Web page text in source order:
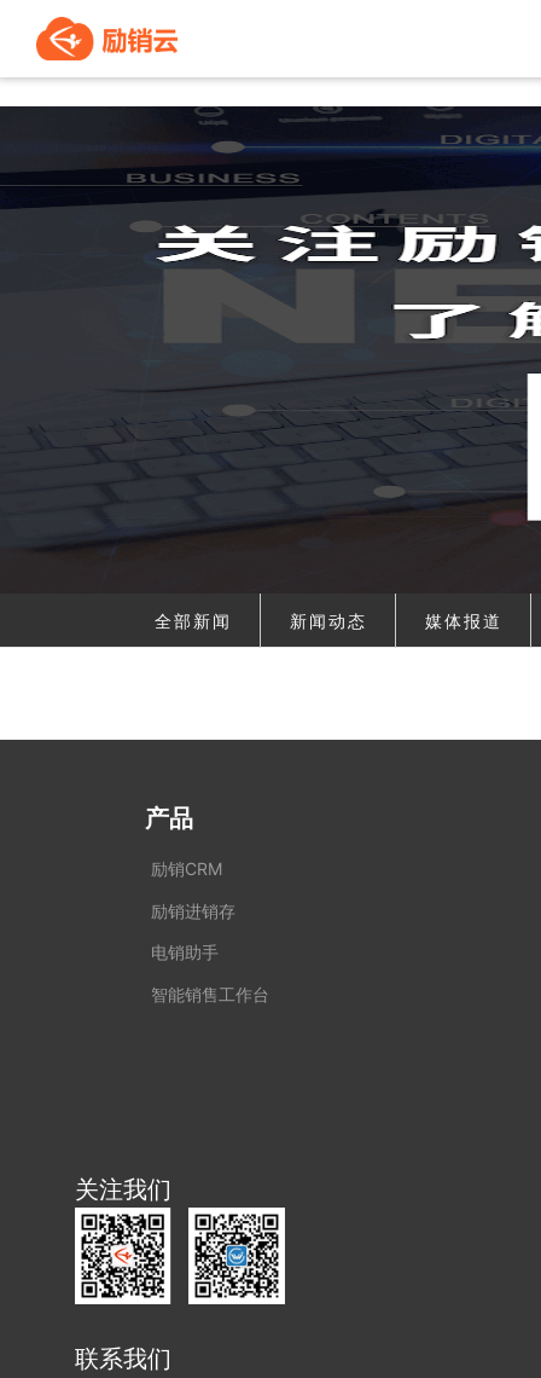
全部新闻 新闻动态 媒体报道
产品
励销CRM
励销进销存
电销助手
智能销售工作台
关注我们
联系我们